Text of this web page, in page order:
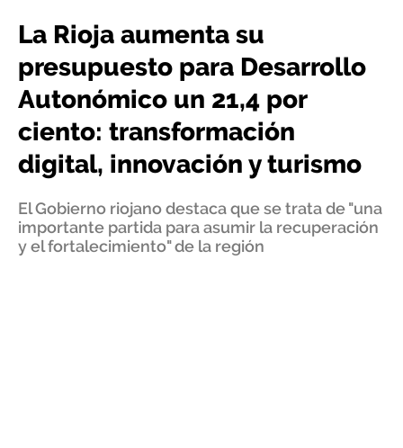
La Rioja aumenta su
presupuesto para Desarrollo
Autonómico un 21,4 por
ciento: transformación
digital, innovación y turismo
El Gobierno riojano destaca que se trata de "una
importante partida para asumir la recuperación
y el fortalecimiento" de la región